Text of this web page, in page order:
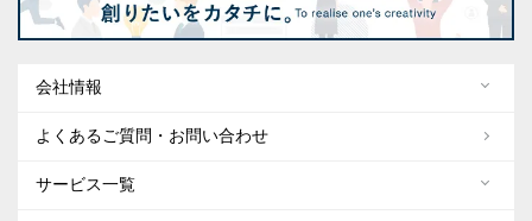
会社情報
よくあるご質問・お問い合わせ
サービス一覧